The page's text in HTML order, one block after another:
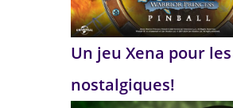
Un jeu Xena pour les
nostalgiques!